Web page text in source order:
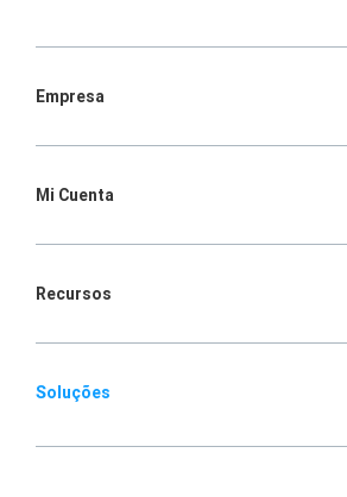
Empresa
Mi Cuenta
Recursos
Soluções